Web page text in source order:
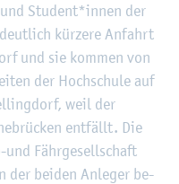
Stu­dent*innen der
kür­ze­re An­fahrt
und sie kom­men von
der Hoch­schu­le auf
weil der
ent­fällt. Die
Fähr­ge­sell­schaft
der bei­den An­le­ger be­